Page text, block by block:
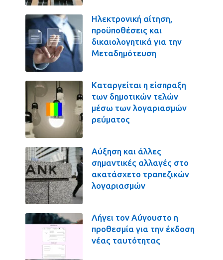
Ηλεκτρονική αίτηση,
προϋποθέσεις και
δικαιολογητικά για την
Μεταδημότευση
Καταργείται η είσπραξη
των δημοτικών τελών
μέσω των λογαριασμών
ρεύματος
Αύξηση και άλλες
σημαντικές αλλαγές στο
ακατάσχετο τραπεζικών
λογαριασμών
Λήγει τον Αύγουστο η
προθεσμία για την έκδοση
νέας ταυτότητας